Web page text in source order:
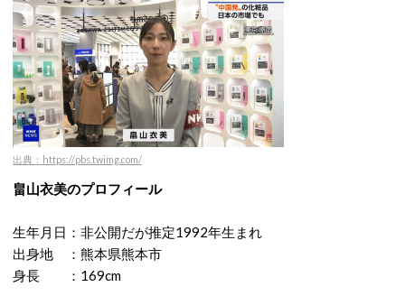
出典：https://pbs.twimg.com/
畠山衣美のプロフィール
生年月日：非公開だが推定1992年生まれ
出身地 ：熊本県熊本市
身長 ：169cm